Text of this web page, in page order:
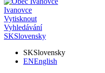
Ivanovce
Vytisknout
Vyhledávání
SKSlovensky
SKSlovensky
ENEnglish